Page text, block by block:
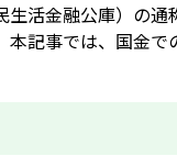
生活金融公庫）の
記事では、国金